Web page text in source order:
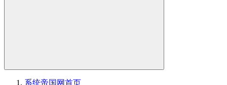
系统帝国网首页